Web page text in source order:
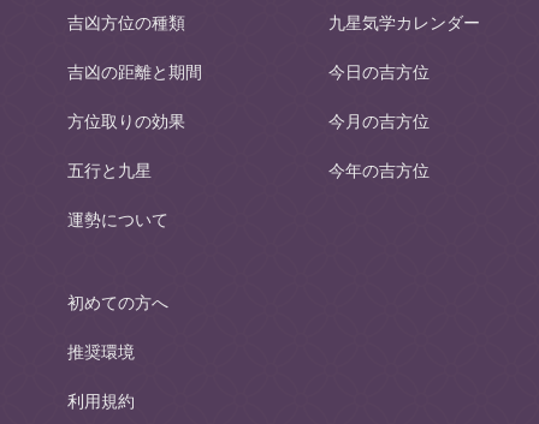
吉凶方位の種類
吉凶の距離と期間
方位取りの効果
五行と九星
運勢について
九星気学カレンダー
今日の吉方位
今月の吉方位
今年の吉方位
初めての方へ
推奨環境
利用規約